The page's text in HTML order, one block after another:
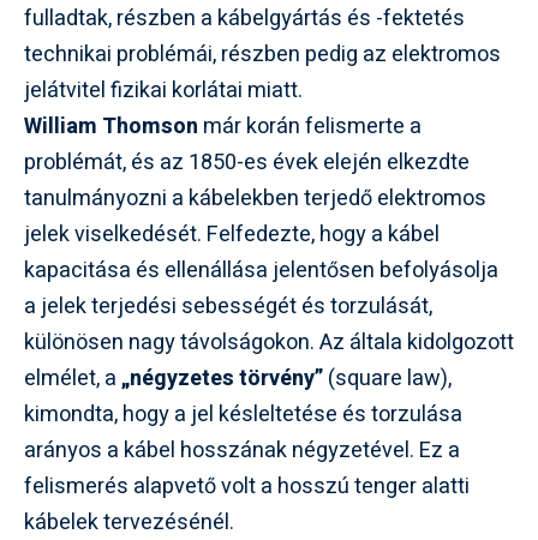
fulladtak, részben a kábelgyártás és -fektetés
technikai problémái, részben pedig az elektromos
jelátvitel fizikai korlátai miatt.
William Thomson már korán felismerte a
problémát, és az 1850-es évek elején elkezdte
tanulmányozni a kábelekben terjedő elektromos
jelek viselkedését. Felfedezte, hogy a kábel
kapacitása és ellenállása jelentősen befolyásolja
a jelek terjedési sebességét és torzulását,
különösen nagy távolságokon. Az általa kidolgozott
elmélet, a„négyzetes törvény”(square law),
kimondta, hogy a jel késleltetése és torzulása
arányos a kábel hosszának négyzetével. Ez a
felismerés alapvető volt a hosszú tenger alatti
kábelek tervezésénél.